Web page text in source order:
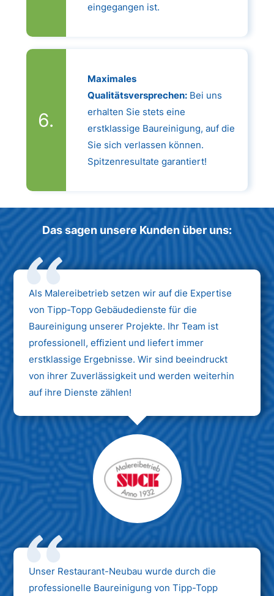
eingegangen ist.
Maximales
Qualitätsversprechen:Bei uns
erhalten Sie stets eine
erstklassige Baureinigung, auf die
Sie sich verlassen können.
Spitzenresultate garantiert!
Das sagen unsere Kunden über uns:
Als Malereibetrieb setzen wir auf die Expertise
von Tipp-Topp Gebäudedienste für die
Baureinigung unserer Projekte. Ihr Team ist
professionell, effizient und liefert immer
erstklassige Ergebnisse. Wir sind beeindruckt
von ihrer Zuverlässigkeit und werden weiterhin
auf ihre Dienste zählen!
Unser Restaurant-Neubau wurde durch die
professionelle Baureinigung von Tipp-Topp